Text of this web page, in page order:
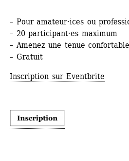
– Pour amateur·ices ou
– 20 participant·es maximum
– Amenez une tenue confortable
– Gratuit
Inscription sur Eventbrite